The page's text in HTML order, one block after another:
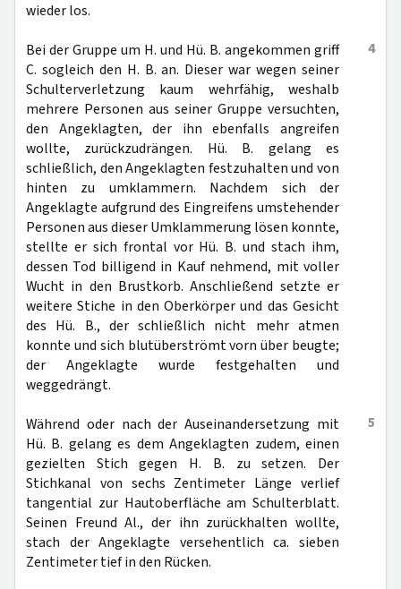
wieder los.
4
Bei der Gruppe um H. und Hü. B. angekommen griff
C. sogleich den H. B. an. Dieser war wegen seiner
Schulterverletzung kaum wehrfähig, weshalb
mehrere Personen aus seiner Gruppe versuchten,
den Angeklagten, der ihn ebenfalls angreifen
wollte, zurückzudrängen. Hü. B. gelang es
schließlich, den Angeklagten festzuhalten und von
hinten zu umklammern. Nachdem sich der
Angeklagte aufgrund des Eingreifens umstehender
Personen aus dieser Umklammerung lösen konnte,
stellte er sich frontal vor Hü. B. und stach ihm,
dessen Tod billigend in Kauf nehmend, mit voller
Wucht in den Brustkorb. Anschließend setzte er
weitere Stiche in den Oberkörper und das Gesicht
des Hü. B., der schließlich nicht mehr atmen
konnte und sich blutüberströmt vorn über beugte;
der Angeklagte wurde festgehalten und
weggedrängt.
5
Während oder nach der Auseinandersetzung mit
Hü. B. gelang es dem Angeklagten zudem, einen
gezielten Stich gegen H. B. zu setzen. Der
Stichkanal von sechs Zentimeter Länge verlief
tangential zur Hautoberfläche am Schulterblatt.
Seinen Freund Al., der ihn zurückhalten wollte,
stach der Angeklagte versehentlich ca. sieben
Zentimeter tief in den Rücken.